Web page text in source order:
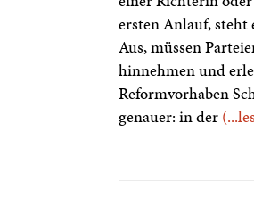
ersten Anlauf, steht
Aus, müssen
hinnehmen und
Reformvorhaben
genauer: in der